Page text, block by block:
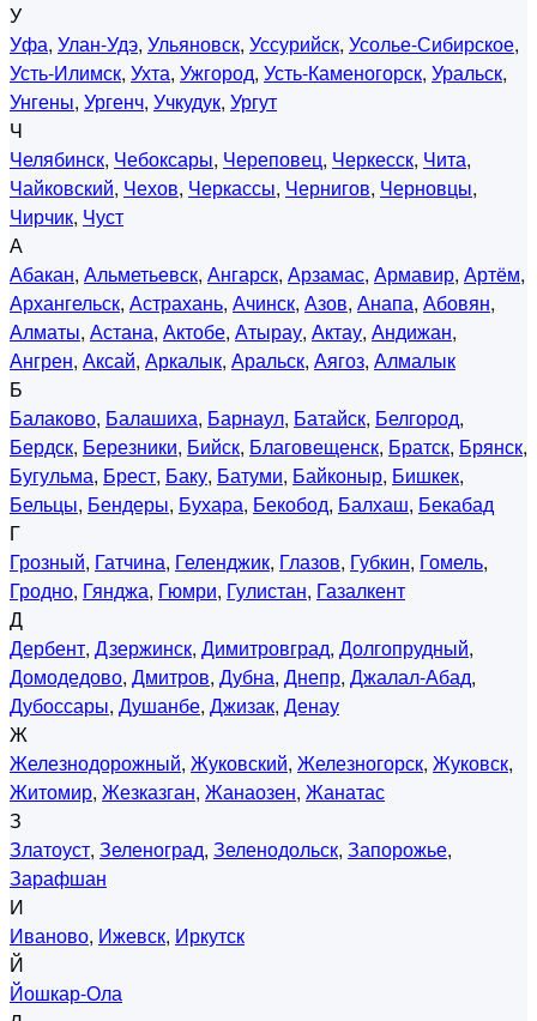
У
Уфа, Улан-Удэ, Ульяновск, Уссурийск, Усолье-Сибирское,
Усть-Илимск, Ухта, Ужгород, Усть-Каменогорск, Уральск,
Унгены, Ургенч, Учкудук, Ургут
Ч
Челябинск, Чебоксары, Череповец, Черкесск, Чита,
Чайковский, Чехов, Черкассы, Чернигов, Черновцы,
Чирчик, Чуст
А
Абакан, Альметьевск, Ангарск, Арзамас, Армавир, Артём,
Архангельск, Астрахань, Ачинск, Азов, Анапа, Абовян,
Алматы, Астана, Актобе, Атырау, Актау, Андижан,
Ангрен, Аксай, Аркалык, Аральск, Аягоз, Алмалык
Б
Балаково, Балашиха, Барнаул, Батайск, Белгород,
Бердск, Березники, Бийск, Благовещенск, Братск, Брянск,
Бугульма, Брест, Баку, Батуми, Байконыр, Бишкек,
Бельцы, Бендеры, Бухара, Бекобод, Балхаш, Бекабад
Г
Грозный, Гатчина, Геленджик, Глазов, Губкин, Гомель,
Гродно, Гянджа, Гюмри, Гулистан, Газалкент
Д
Дербент, Дзержинск, Димитровград, Долгопрудный,
Домодедово, Дмитров, Дубна, Днепр, Джалал-Абад,
Дубоссары, Душанбе, Джизак, Денау
Ж
Железнодорожный, Жуковский, Железногорск, Жуковск,
Житомир, Жезказган, Жанаозен, Жанатас
З
Златоуст, Зеленоград, Зеленодольск, Запорожье,
Зарафшан
И
Иваново, Ижевск, Иркутск
Й
Йошкар-Ола